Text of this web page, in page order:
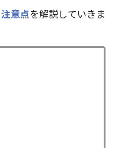
注意点を解説していきま